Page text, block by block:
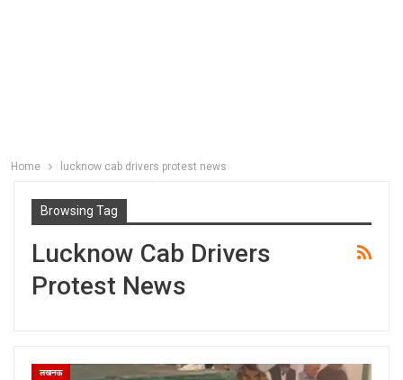
Home lucknow cab drivers protest news
Browsing Tag
Lucknow Cab Drivers
Protest News
लखनऊ